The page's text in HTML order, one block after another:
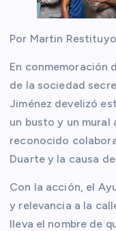
Por Martin Restituyo
En conmemoración
de la sociedad
Jiménez develizó
un busto y un mural
reconocido
Duarte y la causa
Con la acción, el
y relevancia a la
lleva el nombre de